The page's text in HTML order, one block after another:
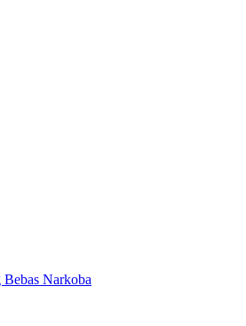
Narkoba